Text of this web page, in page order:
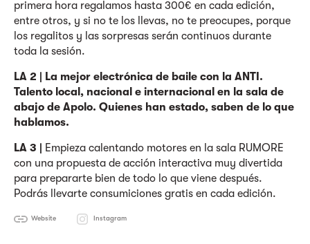
primera hora regalamos hasta 300€ en cada edición,
entre otros, y si no te los llevas, no te preocupes, porque
los regalitos y las sorpresas serán continuos durante
toda la sesión.
LA 2 | La mejor electrónica de baile con la ANTI.
Talento local, nacional e internacional en la sala de
abajo de Apolo. Quienes han estado, saben de lo que
hablamos.
LA 3 | Empieza calentando motores en la sala RUMORE
con una propuesta de acción interactiva muy divertida
para prepararte bien de todo lo que viene después.
Podrás llevarte consumiciones gratis en cada edición.
Website Instagram